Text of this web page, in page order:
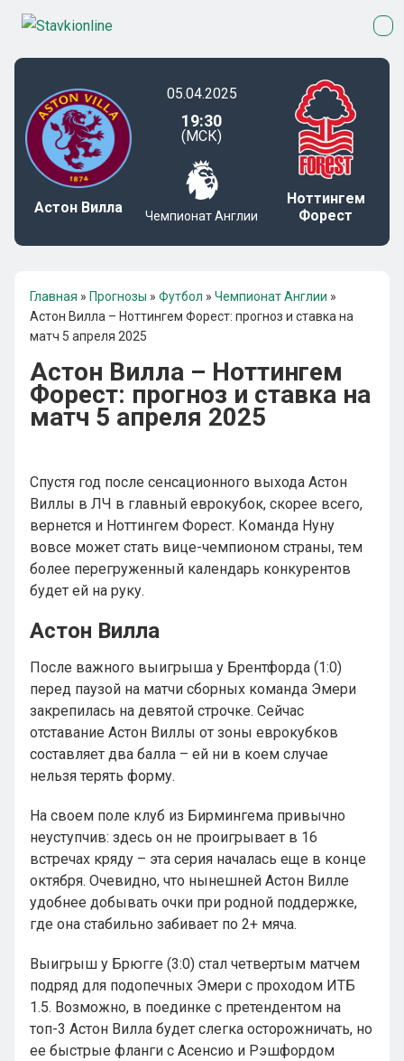
Астон Вилла
05.04.2025
19:30
(МСК)
Чемпионат Англии
Ноттингем
Форест
Главная » Прогнозы » Футбол » Чемпионат Англии »
Астон Вилла – Ноттингем Форест: прогноз и ставка на
матч 5 апреля 2025
Астон Вилла – Ноттингем
Форест: прогноз и ставка на
матч 5 апреля 2025
Спустя год после сенсационного выхода Астон
Виллы в ЛЧ в главный еврокубок, скорее всего,
вернется и Ноттингем Форест. Команда Нуну
вовсе может стать вице-чемпионом страны, тем
более перегруженный календарь конкурентов
будет ей на руку.
Астон Вилла
После важного выигрыша у Брентфорда (1:0)
перед паузой на матчи сборных команда Эмери
закрепилась на девятой строчке. Сейчас
отставание Астон Виллы от зоны еврокубков
составляет два балла – ей ни в коем случае
нельзя терять форму.
На своем поле клуб из Бирмингема привычно
неуступчив: здесь он не проигрывает в 16
встречах кряду – эта серия началась еще в конце
октября. Очевидно, что нынешней Астон Вилле
удобнее добывать очки при родной поддержке,
где она стабильно забивает по 2+ мяча.
Выигрыш у Брюгге (3:0) стал четвертым матчем
подряд для подопечных Эмери с проходом ИТБ
1.5. Возможно, в поединке с претендентом на
топ-3 Астон Вилла будет слегка осторожничать, но
ее быстрые фланги с Асенсио и Рэшфордом